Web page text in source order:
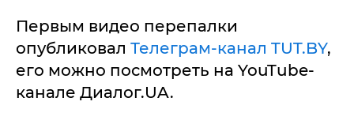
Первым видео перепалки
опубликовал Телеграм-канал TUT.BY,
его можно посмотреть на YouTube-
канале Диалог.UA.